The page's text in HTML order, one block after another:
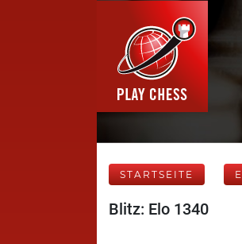
STARTSEITE
Blitz: Elo 1340